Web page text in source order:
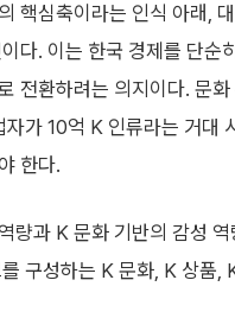
핵심축이라는 인식 아래,
다. 이는 한국 경제를 단순
전환하려는 의지이다. 문
가 10억 K 인류라는 거대
한다.
량과 K 문화 기반의 감성
구성하는 K 문화, K 상품,